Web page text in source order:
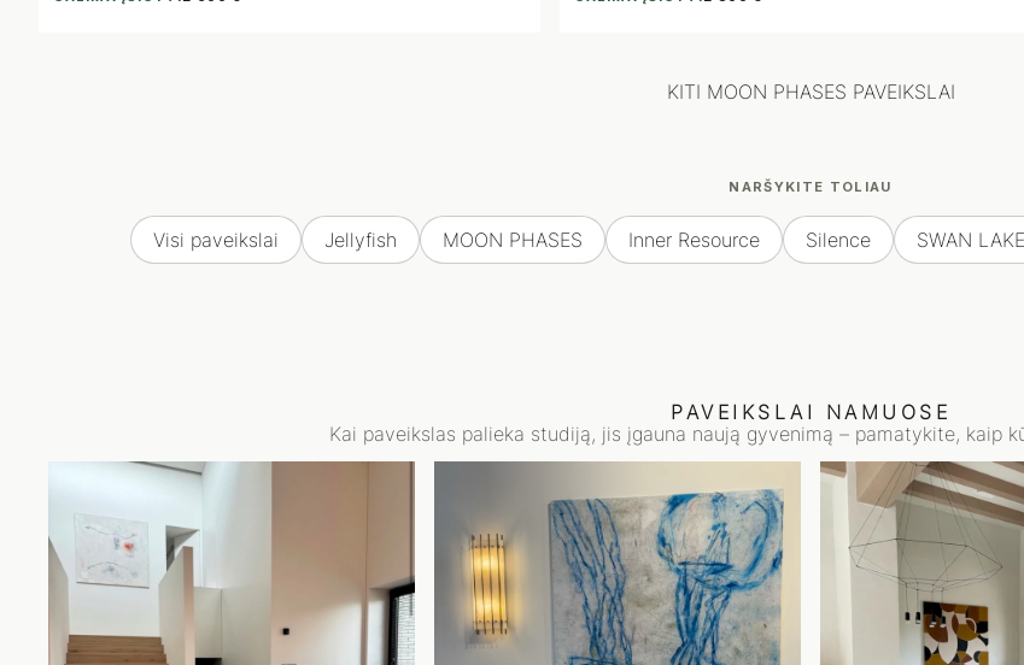
KITI MOON PHASES PAVEIKSLAI
NARŠYKITE TOLIAU
Visi paveikslai Jellyfish MOON PHASES Inner Resource Silence SWAN LAKE
PAVEIKSLAI NAMUOSE
Kai paveikslas palieka studiją, jis įgauna naują gyvenimą – pamatykite, kaip